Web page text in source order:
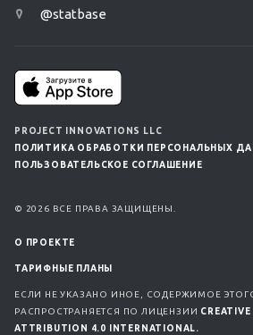
@statbase
PROJECT INNOVATIONS LLC
ПОЛИТИКА ОБРАБОТКИ ПЕРСОНАЛЬНЫХ
ПОЛЬЗОВАТЕЛЬСКОЕ СОГЛАШЕНИЕ
© 2026 ВСЕ ПРАВА ЗАЩИЩЕНЫ.
О ПРОЕКТЕ
ТАРИФНЫЕ ПЛАНЫ
ЕСЛИ НЕ УКАЗАНО ИНОЕ, СОДЕРЖИМОЕ
РАСПРОСТРАНЯЕТСЯ ПО ЛИЦЕНЗИИ
ATTRIBUTION 4.0 INTERNATIONAL.